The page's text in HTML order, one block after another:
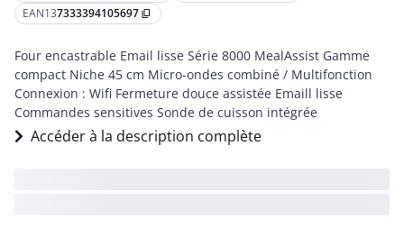
EAN137333394105697 content_copy
Four encastrable Email lisse Série 8000 MealAssist Gamme
compact Niche 45 cm Micro-ondes combiné / Multifonction
Connexion : Wifi Fermeture douce assistée Emaill lisse
Commandes sensitives Sonde de cuisson intégrée
Accéder à la description complète